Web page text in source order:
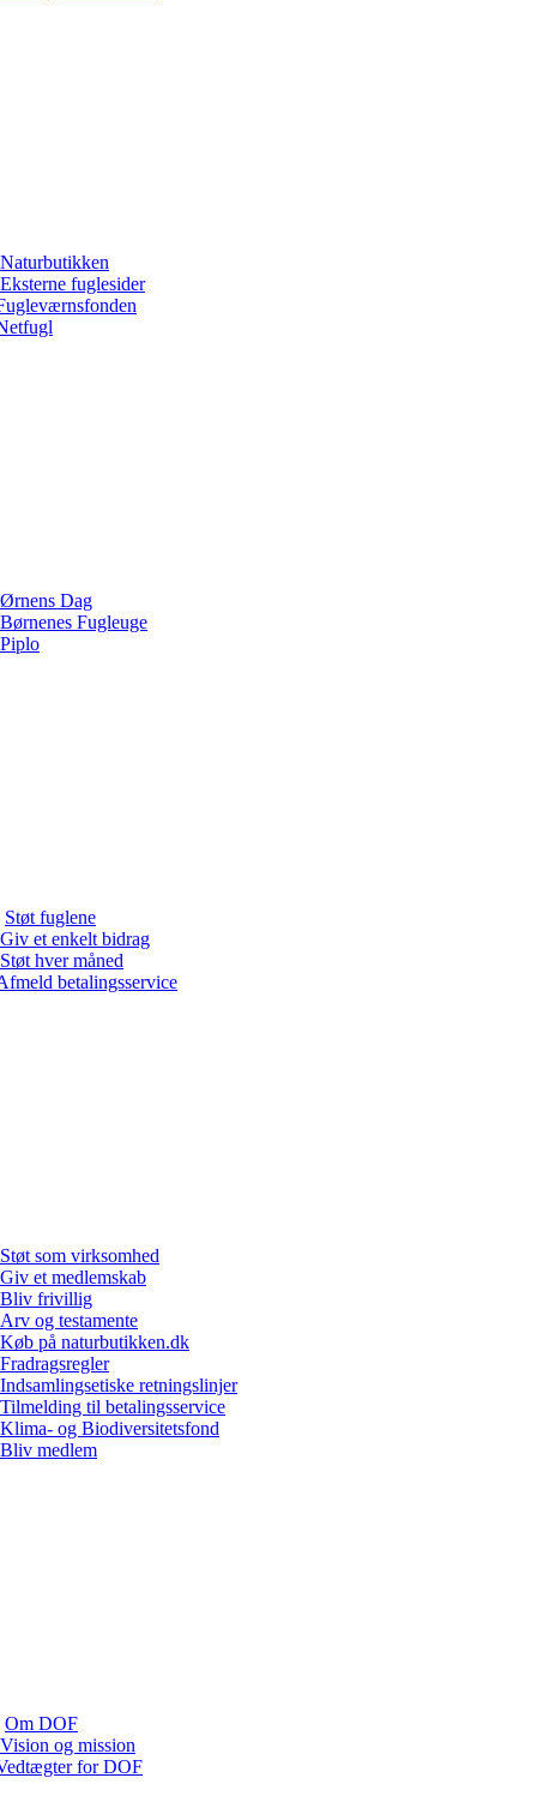
Naturbutikken
Eksterne fuglesider
Ørnens Dag
Børnenes Fugleuge
Piplo
Støt fuglene
Giv et enkelt bidrag
Støt hver måned
betalingsservice
Støt som virksomhed
Giv et medlemskab
Bliv frivillig
Arv og testamente
Køb på naturbutikken.dk
Fradragsregler
Indsamlingsetiske retningslinjer
Tilmelding til betalingsservice
Klima- og Biodiversitetsfond
Bliv medlem
Om DOF
Vision og mission
for DOF